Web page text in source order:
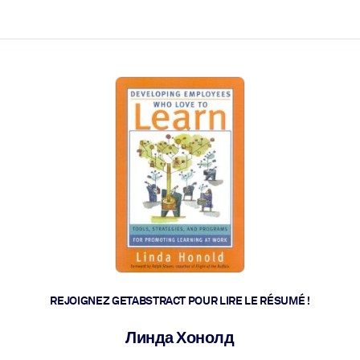
REJOIGNEZ GETABSTRACT POUR LIRE LE RÉSUMÉ !
Линда Хонолд